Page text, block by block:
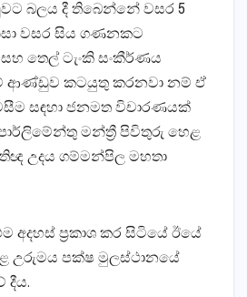
බලය දී තිබෙන්නේ වසර 5
වසර සිය ගණනකට
තෙල් ටැංකි සංකීර්ණය
ආණ්‌ඩුව කටයුතු කරනවා නම් ඒ
සඳහා ජනමත විචාරණයක්‌
මන්ත්‍රී පිවිතුරු හෙළ
උදය ගම්මන්පිල මහතා
අදහස්‌ ප්‍රකාශ කර සිටියේ ඊයේ
උරුමය පක්‌ෂ මුලස්‌ථානයේ
දීය.